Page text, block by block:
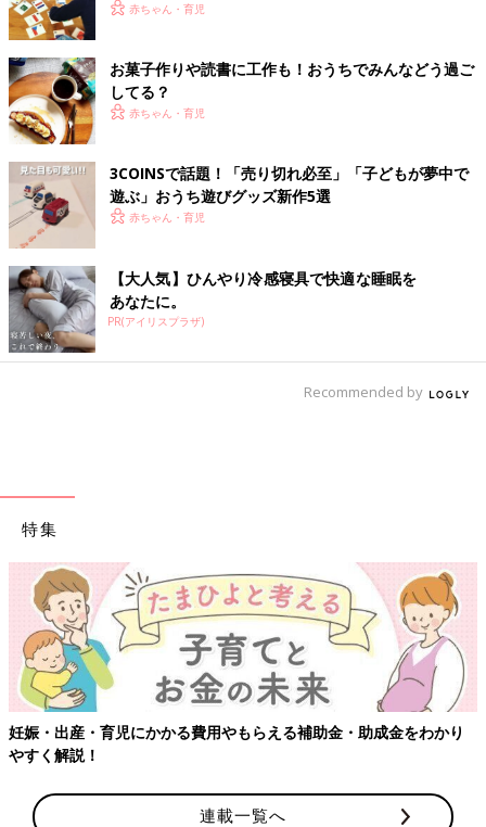
赤ちゃん・育児
お菓子作りや読書に工作も！おうちでみんなどう過ご
してる？
赤ちゃん・育児
3COINSで話題！「売り切れ必至」「子どもが夢中で
遊ぶ」おうち遊びグッズ新作5選
赤ちゃん・育児
【大人気】ひんやり冷感寝具で快適な睡眠を
あなたに。
PR(アイリスプラザ)
Recommended by
特集
【ワクチン接種できるものも】妊婦の感染症対策、知っておいて
連載一覧へ